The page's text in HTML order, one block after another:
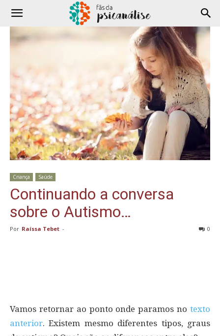
Criança Saúde
Continuando a conversa
sobre o Autismo…
Por Raíssa Tebet - 0
Vamos retornar ao ponto onde paramos no texto
anterior. Existem mesmo diferentes tipos, graus